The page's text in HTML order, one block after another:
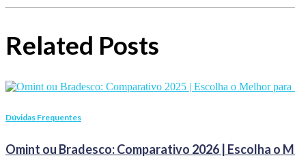
Related Posts
Dúvidas Frequentes
Omint ou Bradesco: Comparativo 2026 | Escolha o